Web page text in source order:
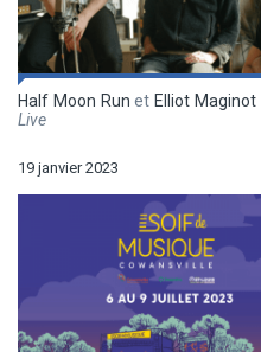
Half Moon Run et Elliot Maginot
Live
19 janvier 2023